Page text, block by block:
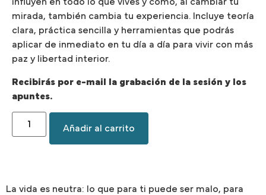
influyen en todo lo que vives y cómo, al cambiar tu
mirada, también cambia tu experiencia. Incluye teoría
clara, práctica sencilla y herramientas que podrás
aplicar de inmediato en tu día a día para vivir con más
paz y libertad interior.
Recibirás por e-mail la grabación de la sesión y los
apuntes.
Añadir al carrito
La vida es neutra: lo que para ti puede ser malo, para